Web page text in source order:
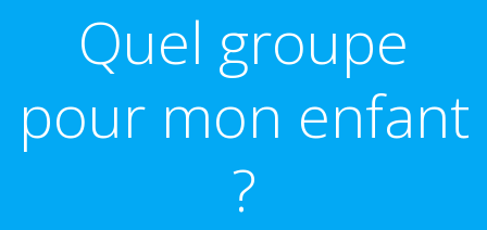
Quel groupe
pour mon enfant
?